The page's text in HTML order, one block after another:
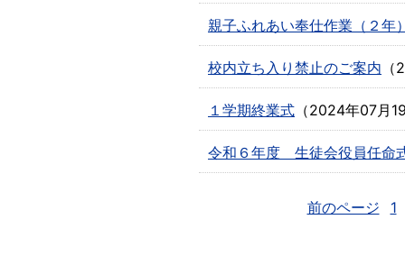
親子ふれあい奉仕作業（２年
校内立ち入り禁止のご案内 （
１学期終業式 （2024年07月
令和６年度 生徒会役員任命
前のページ 1